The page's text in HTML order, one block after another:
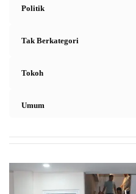
Politik
Tak Berkategori
Tokoh
Umum
Kapolresta